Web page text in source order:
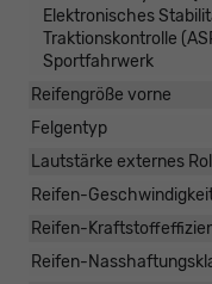
Elektronisches
Traktionskontrolle
Sportfahrwerk
Reifengröße vorne
Felgentyp
Lautstärke externes
Reifen-
Reifen-
Reifen-